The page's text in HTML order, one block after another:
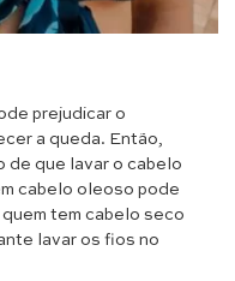
prejudicar o
a queda. Então,
de que lavar o cabelo
cabelo oleoso pode
tem cabelo seco
lavar os fios no